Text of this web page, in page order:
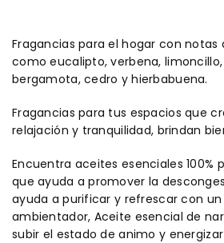
Fragancias para el hogar con
como eucalipto, verbena,
bergamota, cedro y hierbabuena.
Fragancias para tus espacios que
relajación y tranquilidad, brindan
Encuentra aceites esenciales 100%
que ayuda a promover la
ayuda a purificar y refrescar con
ambientador, Aceite esencial de
subir el estado de animo y